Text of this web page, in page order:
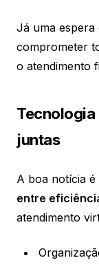
Já uma espera
comprometer
o atendimento
Tecnologia
juntas
A boa notícia é
entre
atendimento